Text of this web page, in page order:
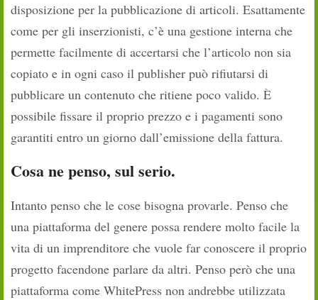
disposizione per la pubblicazione di articoli. Esattamente
come per gli inserzionisti, c’è una gestione interna che
permette facilmente di accertarsi che l’articolo non sia
copiato e in ogni caso il publisher può rifiutarsi di
pubblicare un contenuto che ritiene poco valido. È
possibile fissare il proprio prezzo e i pagamenti sono
garantiti entro un giorno dall’emissione della fattura.
Cosa ne penso, sul serio.
Intanto penso che le cose bisogna provarle. Penso che
una piattaforma del genere possa rendere molto facile la
vita di un imprenditore che vuole far conoscere il proprio
progetto facendone parlare da altri. Penso però che una
piattaforma come WhitePress non andrebbe utilizzata